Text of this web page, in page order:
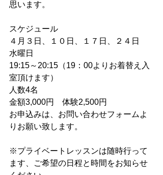
思います。
スケジュール
４月３日、１０日、１７日、２４日
水曜日
19:15～20:15（19：00よりお着替え入
室頂けます）
人数4名
金額3,000円　体験2,500円
お申込みは、お問い合わせフォームよ
りお願い致します。
※プライベートレッスンは随時行って
ます、ご希望の日程と時間をお知らせ